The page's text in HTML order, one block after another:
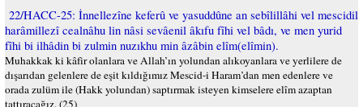
22/HACC-25: İnnellezîne keferû ve yasuddûne an sebîlillâhi vel mescidil
harâmillezî cealnâhu lin nâsi sevâenil âkıfu fîhi vel bâdı, ve men yurid
fîhi bi ilhâdin bi zulmin nuzıkhu min âzâbin elîm(elîmin).
Muhakkak ki kâfir olanlara ve Allah’ın yolundan alıkoyanlara ve yerlilere de
dışarıdan gelenlere de eşit kıldığımız Mescid-i Haram’dan men edenlere ve
orada zulüm ile (Hakk yolundan) saptırmak isteyen kimselere elîm azaptan
tattıracağız. (25)